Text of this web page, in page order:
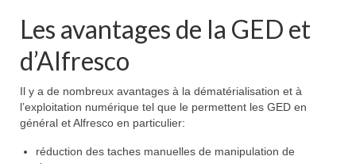
Les avantages de la GED et
d’Alfresco
Il y a de nombreux avantages à la dématérialisation et à
l’exploitation numérique tel que le permettent les GED en
général et Alfresco en particulier:
réduction des taches manuelles de manipulation de